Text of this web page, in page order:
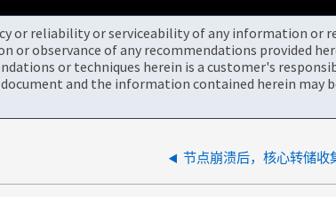
or reliability or serviceability of any information or
observance of any recommendations provided
or techniques herein is a customer's
and the information contained herein may
节点崩溃后，核心转储收